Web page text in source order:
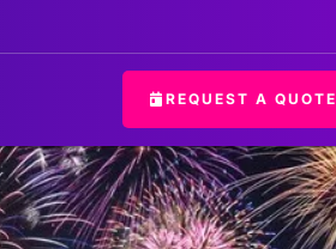
REQUEST A QUOTE